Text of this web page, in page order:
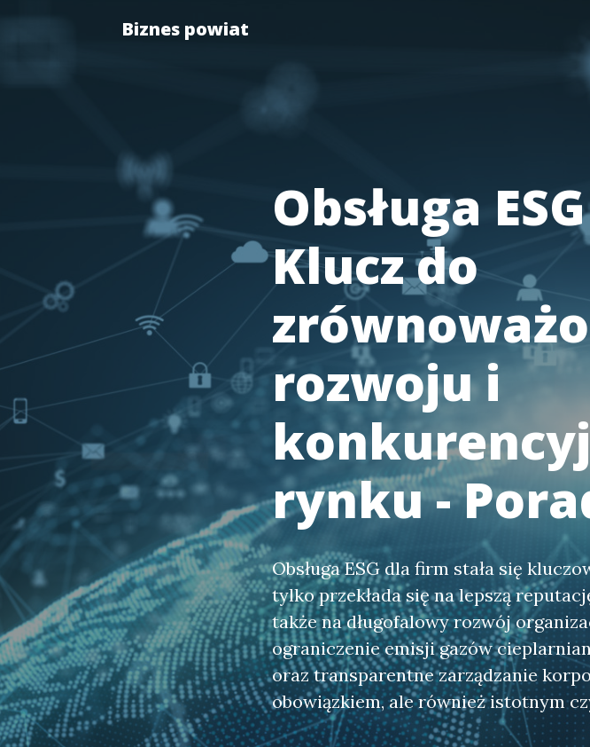
Biznes powiat
Obsługa
Klucz do
rozwoju i
rynku -
Obsługa ESG dla firm stała się
tylko przekłada się na lepszą
także na długofalowy rozwój
ograniczenie emisji gazów
oraz transparentne zarządzanie
obowiązkiem, ale również istotnym